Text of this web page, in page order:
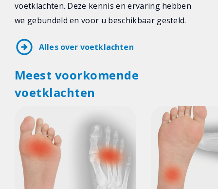
voetklachten. Deze kennis en ervaring hebben
we gebundeld en voor u beschikbaar gesteld.
arrow_circle_right Alles over voetklachten
Meest voorkomende
voetklachten